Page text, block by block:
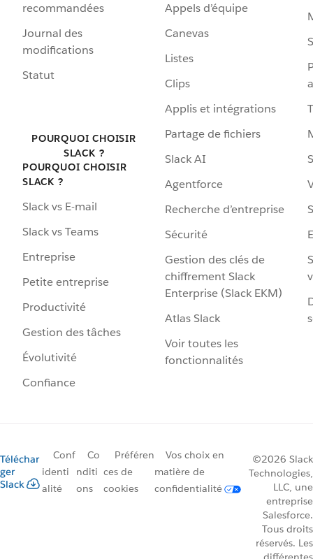
recommandées
Journal des
modifications
Statut
POURQUOI CHOISIR
SLACK ?
POURQUOI CHOISIR
SLACK ?
Slack vs E-mail
Slack vs Teams
Entreprise
Petite entreprise
Productivité
Gestion des tâches
Évolutivité
Confiance
Appels d’équipe
Canevas
Listes
Clips
Applis et intégrations
Partage de fichiers
Slack AI
Agentforce
Recherche d’entreprise
Sécurité
Gestion des clés de
chiffrement Slack
Enterprise (Slack EKM)
Atlas Slack
Voir toutes les
fonctionnalités
Téléchar
ger
Slack
Conf
identi
alité
Co
nditi
ons
Préféren
ces de
cookies
Vos choix en
matière de
confidentialité
©2026 Slack
Technologies,
LLC, une
entreprise
Salesforce.
Tous droits
réservés. Les